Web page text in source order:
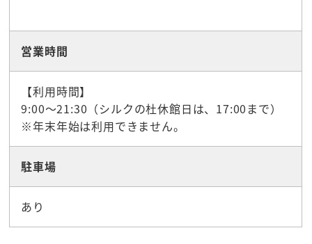
営業時間
【利用時間】
9:00～21:30（シルクの杜休館日は、17:00まで）
※年末年始は利用できません。
駐車場
あり